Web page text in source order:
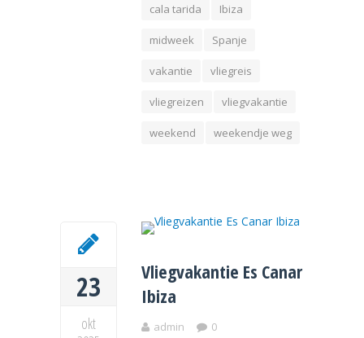
cala tarida Ibiza
midweek Spanje
vakantie vliegreis
vliegreizen vliegvakantie
weekend weekendje weg
23
okt
Vliegvakantie Es Canar
Ibiza
admin 0